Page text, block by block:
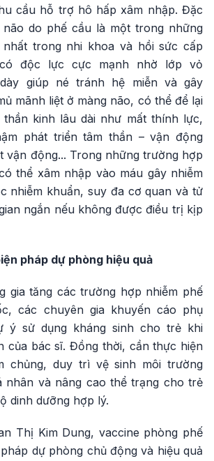
cầu hỗ trợ hô hấp xâm nhập. Đặc
não do phế cầu là một trong những
trong nhi khoa và hồi sức cấp
độc lực cực mạnh nhờ lớp vỏ
dày giúp né tránh hệ miễn và gây
mãnh liệt ở màng não, có thể để lại
thần kinh lâu dài như mất thính lực,
phát triển tâm thần – vận động
vận động... Trong những trường hợp
thể xâm nhập vào máu gây nhiễm
nhiễm khuẩn, suy đa cơ quan và tử
ngắn nếu không được điều trị kịp
pháp dự phòng hiệu quả
gia tăng các trường hợp nhiễm phế
các chuyên gia khuyến cáo phụ
ý sử dụng kháng sinh cho trẻ khi
của bác sĩ. Đồng thời, cần thực hiện
chủng, duy trì vệ sinh môi trường
nhân và nâng cao thể trạng cho trẻ
dinh dưỡng hợp lý.
Thị Kim Dung, vaccine phòng phế
dự phòng chủ động và hiệu quả